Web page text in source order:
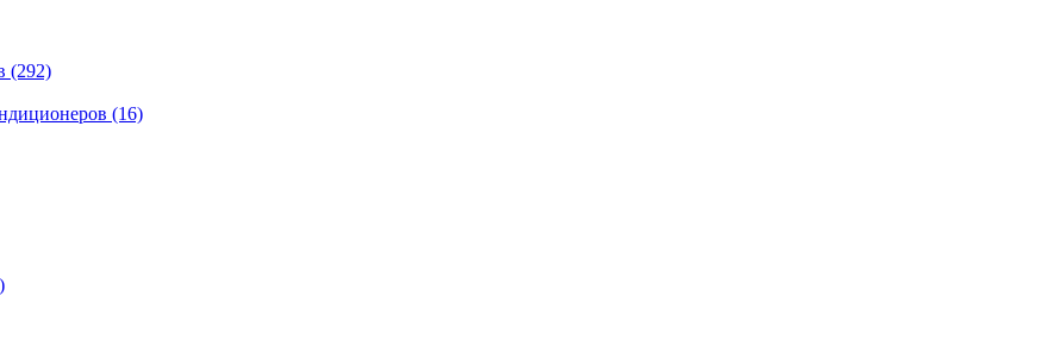
(292)
(16)